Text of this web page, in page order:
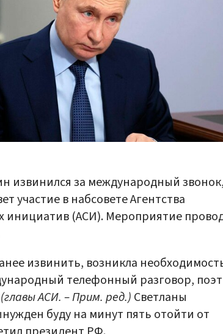
извинился за международный
участие в набсовете Агентства
инициатив (АСИ). Мероприятие
извинить, возникла
телефонный разговор,
(главы АСИ. – Прим. ред.) Светланы
буду на минут пять отойти от